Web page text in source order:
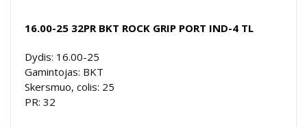
16.00-25 32PR BKT ROCK GRIP PORT IND-4 TL
Dydis: 16.00-25
Gamintojas: BKT
Skersmuo, colis: 25
PR: 32